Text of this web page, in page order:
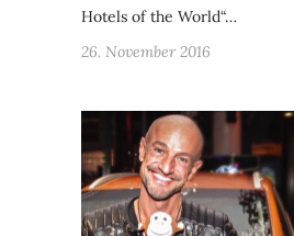
Hotels of the World“…
26. November 2016